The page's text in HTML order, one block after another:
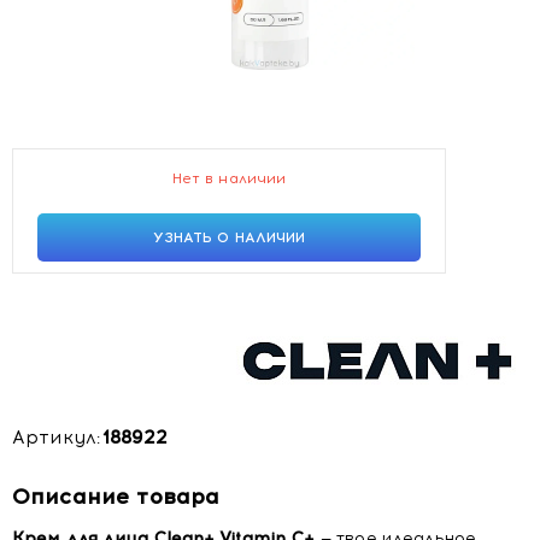
Нет в наличии
УЗНАТЬ О НАЛИЧИИ
Артикул:188922
Описание товара